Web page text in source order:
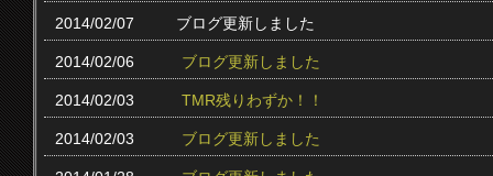
2014/02/07 ブログ更新しました
2014/02/06 ブログ更新しました
2014/02/03 TMR残りわずか！！
2014/02/03 ブログ更新しました